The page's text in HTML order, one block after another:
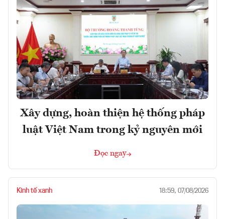
Xây dựng, hoàn thiện hệ thống pháp
luật Việt Nam trong kỷ nguyên mới
Đọc ngay
Kinh tế xanh 18:59, 07/08/2026